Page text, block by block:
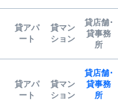
貸アパ
ート
貸マン
ション
貸店舗･
貸事務
所
貸アパ
ート
貸マン
ション
貸店舗･
貸事務
所